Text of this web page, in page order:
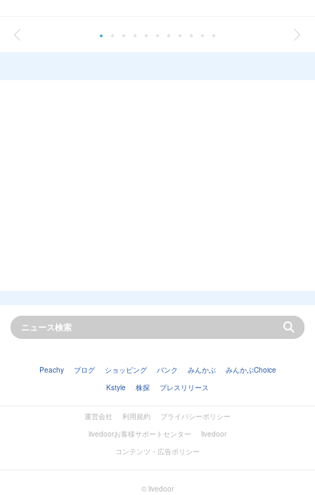
Peachy ブログ ショッピング バンク みんかぶ
みんかぶChoice
Kstyle
株探 プレスリリース
運営会社 利用規約
プライバシーポリシー
livedoorお客様サポートセンター
livedoor
コンテンツ・広告ポリシー
© livedoor